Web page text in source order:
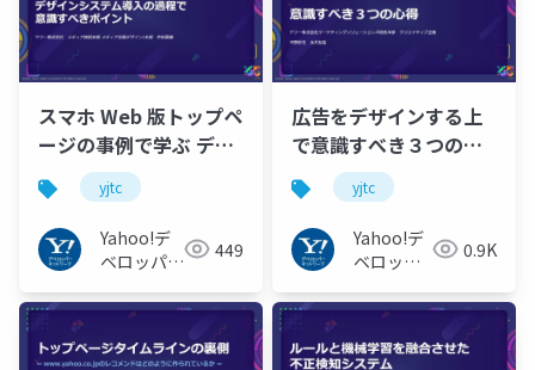
スマホ Web 版トップペ
ージの事例で学ぶ デザ
インシステム導入の過
程で意識すべきポイン
ト #yjtc / YJTC C-9
yjtc
Yahoo!デ
ベロッパー
ク
449
広告をデザインする上
で意識すべき３つの心
得 #yjtc / YJTC21 C-10
yjtc
Yahoo!デ
ベロッパ
ワーク
0.9K